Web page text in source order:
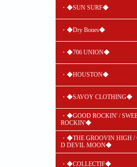
・◆SUN SURF◆
・◆Dry Bones◆
・◆706 UNION◆
・◆HOUSTON◆
・◆SAVOY CLOTHING◆
・◆GOOD ROCKIN' /
ROCKIN'◆
・◆THE GROOVIN HIGH /
D DEVIL MOON◆
・◆COLLECTIF◆